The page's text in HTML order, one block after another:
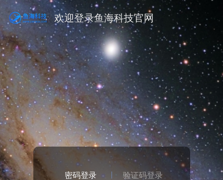
欢迎登录鱼海科技官网
密码登录 验证码登录